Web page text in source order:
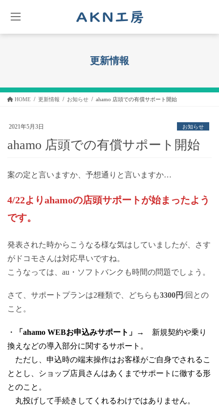
ン
ッ
ー
移
更新情報
HOME 更新情報 お知らせ ahamo 店頭での有償サポート開始
2021年5月3日 お知らせ
ahamo 店頭での有償サポート開始
案の定と言いますか、予想通りと言いますか…
4/22よりahamoの店頭サポートが始まったよう
です。
発表された時からこうなる様な気はしていましたが、さす
がドコモさんは対応早いですね。
こうなっては、au・ソフトバンクも時間の問題でしょう。
さて、サポートプランは2種類で、どちらも3300円/回との
こと。
・ 「ahamo WEBお申込みサポート」
→ 新規契約や乗り
換えなどの導入部分に関するサポート。
ただし、申込時の端末操作はお客様がご自身でされるこ
ととし、ショップ店員さんはあくまでサポートに徹する形
とのこと。
丸投げして手続きしてくれるわけではありません。